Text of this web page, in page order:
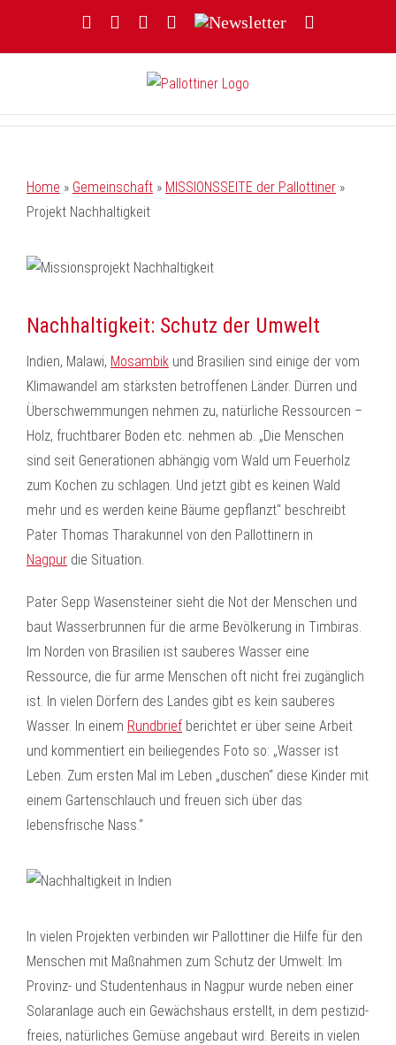
FacebookYouTubeInstagram
Threads
Newsletter
Home » Gemeinschaft » MISSIONSSEITE der Pallottiner »
Projekt Nachhaltigkeit
Nachhaltigkeit: Schutz der Umwelt
Indien, Malawi, Mosambik und Brasilien sind einige der vom
Klimawandel am stärksten betroffenen Länder. Dürren und
Überschwemmungen nehmen zu, natürliche Ressourcen –
Holz, fruchtbarer Boden etc. nehmen ab. „Die Menschen
sind seit Generationen abhängig vom Wald um Feuerholz
zum Kochen zu schlagen. Und jetzt gibt es keinen Wald
mehr und es werden keine Bäume gepflanzt“ beschreibt
Pater Thomas Tharakunnel von den Pallottinern in
Nagpur die Situation.
Pater Sepp Wasensteiner sieht die Not der Menschen und
baut Wasserbrunnen für die arme Bevölkerung in Timbiras.
Im Norden von Brasilien ist sauberes Wasser eine
Ressource, die für arme Menschen oft nicht frei zugänglich
ist. In vielen Dörfern des Landes gibt es kein sauberes
Wasser. In einem Rundbrief berichtet er über seine Arbeit
und kommentiert ein beiliegendes Foto so: „Wasser ist
Leben. Zum ersten Mal im Leben „duschen“ diese Kinder mit
einem Gartenschlauch und freuen sich über das
lebensfrische Nass.“
In vielen Projekten verbinden wir Pallottiner die Hilfe für den
Menschen mit Maßnahmen zum Schutz der Umwelt: Im
Provinz- und Studentenhaus in Nagpur wurde neben einer
Solaranlage auch ein Gewächshaus erstellt, in dem pestizid-
freies, natürliches Gemüse angebaut wird. Bereits in vielen